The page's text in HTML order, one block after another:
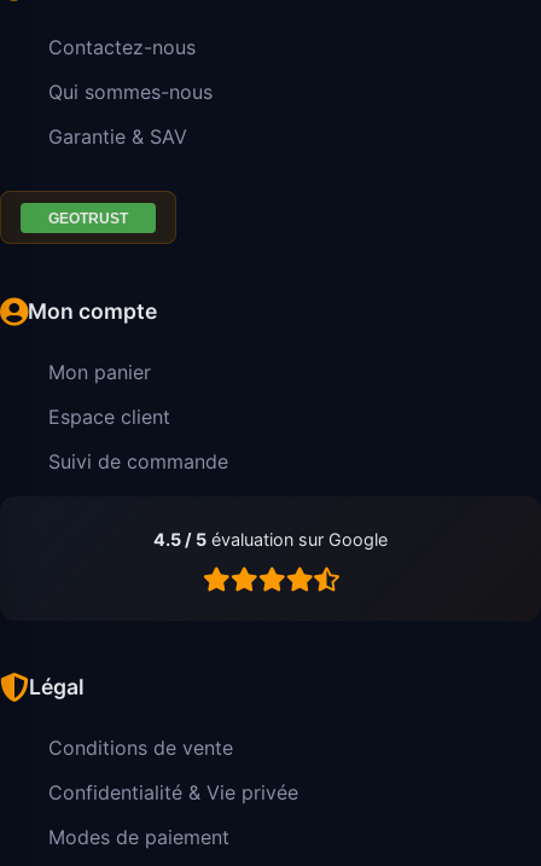
Contactez-nous
Qui sommes-nous
Garantie & SAV
Mon compte
Mon panier
Espace client
Suivi de commande
4.5 / 5 évaluation sur Google
Légal
Conditions de vente
Confidentialité & Vie privée
Modes de paiement